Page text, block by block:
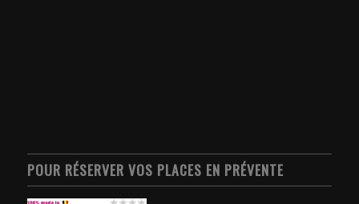
POUR RÉSERVER VOS PLACES EN PRÉVENTE